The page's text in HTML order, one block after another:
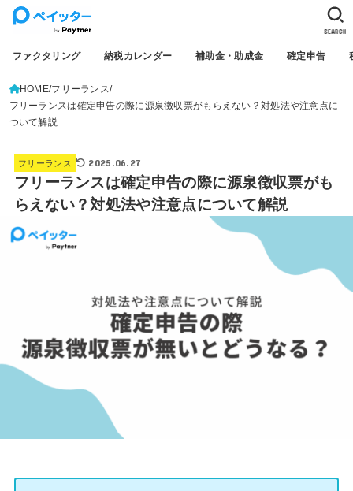
ファクタリング 納税カレンダー 補助金・助成金 確定申告
SEARCH
HOME フリーランス
フリーランスは確定申告の際に源泉徴収票がもらえない？対処法や注意点に
ついて解説
フリーランス 2025.06.27
フリーランスは確定申告の際に源泉徴収票がも
らえない？対処法や注意点について解説